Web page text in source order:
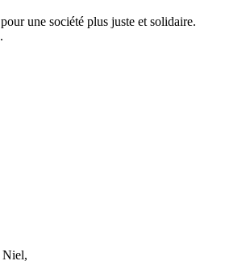
une société plus juste et solidaire.
Niel,